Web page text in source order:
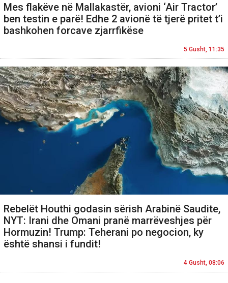
Mes flakëve në Mallakastër, avioni ‘Air Tractor’
ben testin e parë! Edhe 2 avionë të tjerë pritet t’i
bashkohen forcave zjarrfikëse
5 Gusht, 11:35
Rebelët Houthi godasin sërish Arabinë Saudite,
NYT: Irani dhe Omani pranë marrëveshjes për
Hormuzin! Trump: Teherani po negocion, ky
është shansi i fundit!
4 Gusht, 08:06